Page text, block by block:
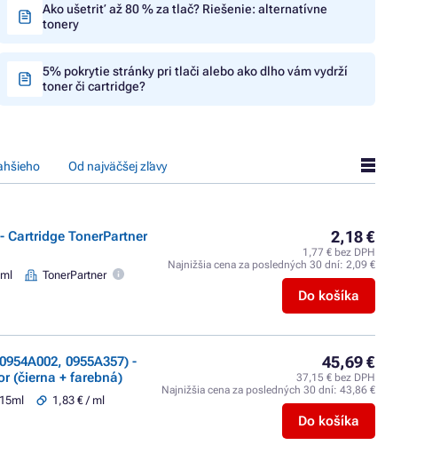
Ako ušetriť až 80 % za tlač? Riešenie: alternatívne
tonery
5% pokrytie stránky pri tlači alebo ako dlho vám vydrží
toner či cartridge?
Od najväčšej zľavy
Cartridge TonerPartner
TonerPartner
2,18 €
1,77 € bez DPH
Najnižšia cena za posledných 30 dní: 2,09 €
Do košíka
0955A357) -
(čierna + farebná)
1,83 € / ml
45,69 €
37,15 € bez DPH
Najnižšia cena za posledných 30 dní: 43,86 €
Do košíka